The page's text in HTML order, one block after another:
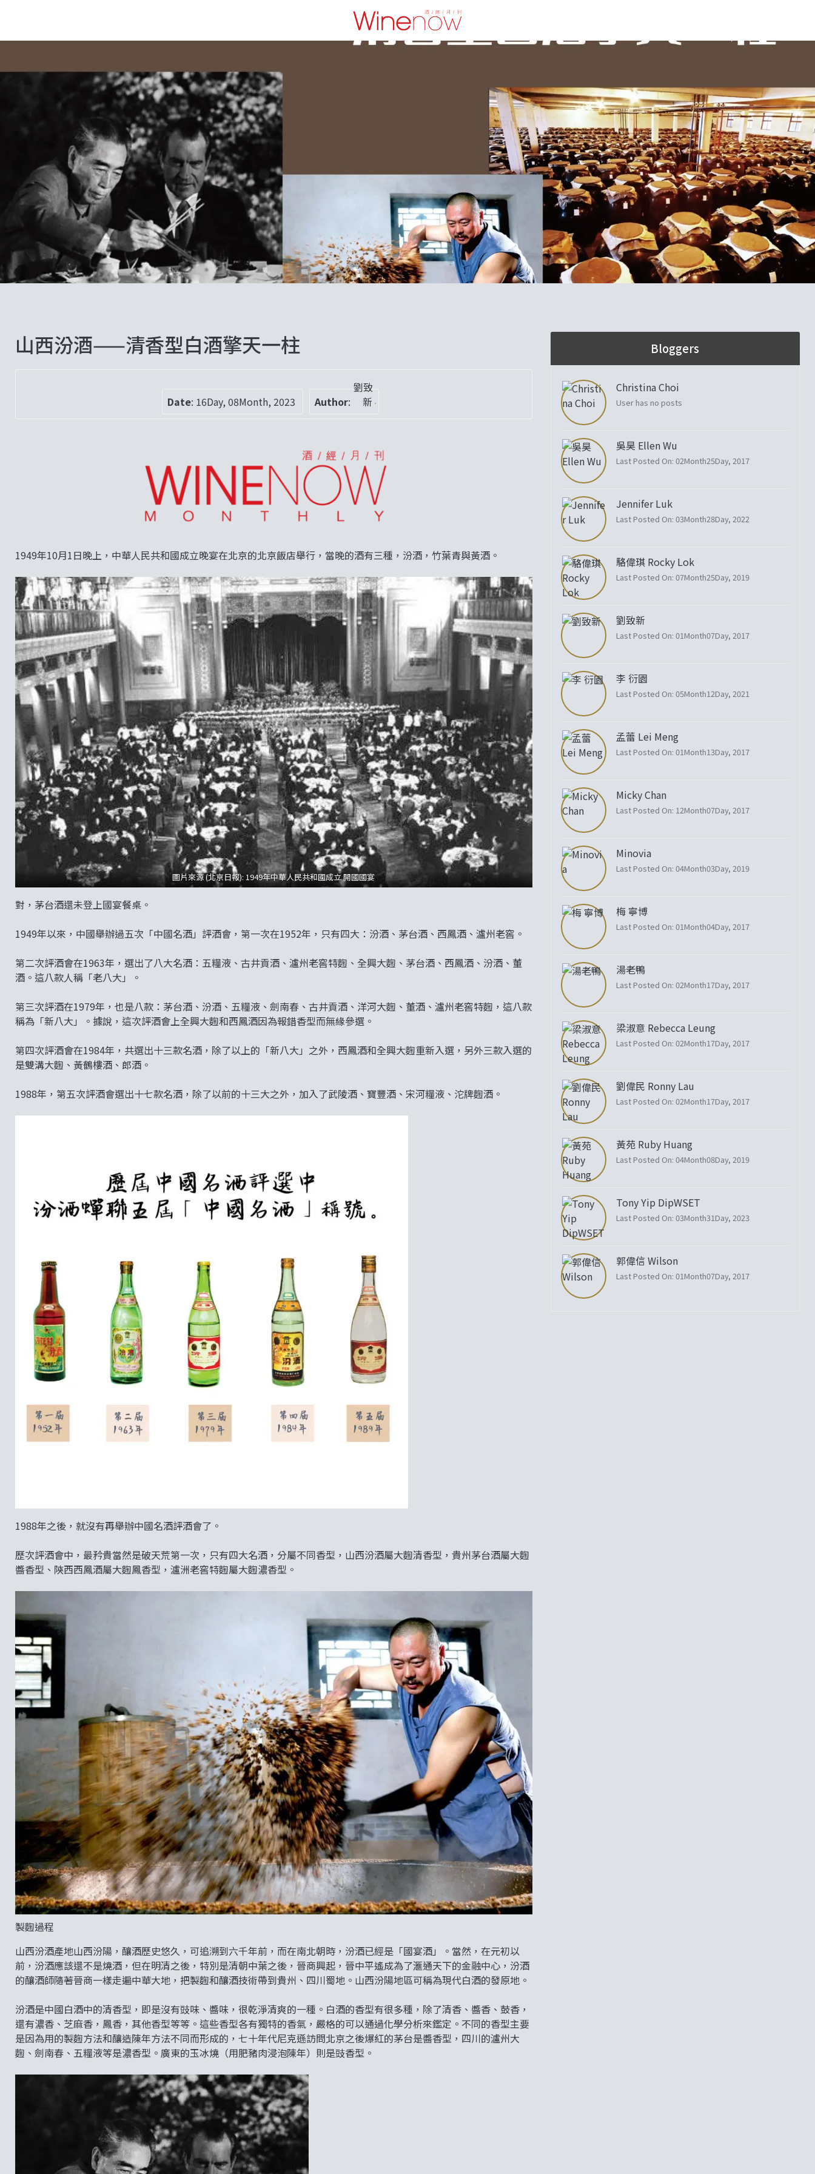
山西汾酒——清香型白酒擎天一柱
Date: 16Day, 08Month, 2023 Author:
劉致
新
1949年10月1日晚上，中華人民共和國成立晚宴在北京的北京飯店舉行，當晚的酒有三種，汾酒，竹葉青與黃酒。
圖片來源 (北京日報): 1949年中華人民共和國成立 開國國宴
對，茅台酒還未登上國宴餐桌。
1949年以來，中國舉辦過五次「中國名酒」評酒會，第一次在1952年，只有四大：汾酒、茅台酒、西鳳酒、瀘州老窖。
第二次評酒會在1963年，選出了八大名酒：五糧液、古井貢酒、瀘州老窖特麴、全興大麴、茅台酒、西鳳酒、汾酒、董
酒。這八款人稱「老八大」。
第三次評酒在1979年，也是八款：茅台酒、汾酒、五糧液、劍南春、古井貢酒、洋河大麴、董酒、瀘州老窖特麴，這八款
稱為「新八大」。據說，這次評酒會上全興大麴和西鳳酒因為報錯香型而無緣參選。
第四次評酒會在1984年，共選出十三款名酒，除了以上的「新八大」之外，西鳳酒和全興大麴重新入選，另外三款入選的
是雙溝大麴、黃鶴樓酒、郎酒。
1988年，第五次評酒會選出十七款名酒，除了以前的十三大之外，加入了武陵酒、寶豐酒、宋河糧液、沱牌麴酒。
1988年之後，就沒有再舉辦中國名酒評酒會了。
歷次評酒會中，最矜貴當然是破天荒第一次，只有四大名酒，分屬不同香型，山西汾酒屬大麴清香型，貴州茅台酒屬大麴
醬香型、陝西西鳳酒屬大麴鳳香型，瀘洲老窖特麴屬大麴濃香型。
製麴過程
山西汾酒產地山西汾陽，釀酒歷史悠久，可追溯到六千年前，而在南北朝時，汾酒已經是「國宴酒」。當然，在元初以
前，汾酒應該還不是燒酒，但在明清之後，特別是清朝中葉之後，晉商興起，晉中平遙成為了滙通天下的金融中心，汾酒
的釀酒師隨著晉商一樣走遍中華大地，把製麴和釀酒技術帶到貴州、四川蜀地。山西汾陽地區可稱為現代白酒的發原地。
汾酒是中國白酒中的清香型，即是沒有豉味、醬味，很乾淨清爽的一種。白酒的香型有很多種，除了清香、醬香、鼓香，
還有濃香、芝麻香，鳳香，其他香型等等。這些香型各有獨特的香氣，嚴格的可以通過化學分析來鑑定。不同的香型主要
是因為用的製麴方法和釀造陳年方法不同而形成的，七十年代尼克遜訪問北京之後爆紅的茅台是醬香型，四川的瀘州大
麴、劍南春、五糧液等是濃香型。廣東的玉冰燒（用肥豬肉浸泡陳年）則是豉香型。
Bloggers
Christina Choi
User has no posts
吳昊 Ellen Wu
Last Posted On: 02Month25Day, 2017
Jennifer Luk
Last Posted On: 03Month28Day, 2022
駱偉琪 Rocky Lok
Last Posted On: 07Month25Day, 2019
劉致新
Last Posted On: 01Month07Day, 2017
李 衍園
Last Posted On: 05Month12Day, 2021
孟蕾 Lei Meng
Last Posted On: 01Month13Day, 2017
Micky Chan
Last Posted On: 12Month07Day, 2017
Minovia
Last Posted On: 04Month03Day, 2019
梅 寧博
Last Posted On: 01Month04Day, 2017
湯老鴨
Last Posted On: 02Month17Day, 2017
梁淑意 Rebecca Leung
Last Posted On: 02Month17Day, 2017
劉偉民 Ronny Lau
Last Posted On: 02Month17Day, 2017
黃苑 Ruby Huang
Last Posted On: 04Month08Day, 2019
Tony Yip DipWSET
Last Posted On: 03Month31Day, 2023
郭偉信 Wilson
Last Posted On: 01Month07Day, 2017